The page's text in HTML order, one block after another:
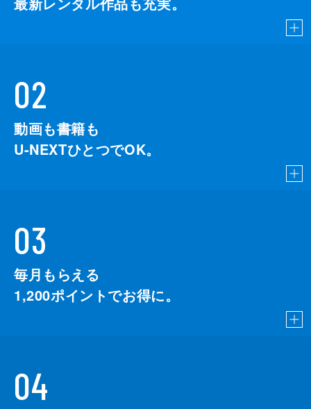
02
動画も書籍も
U-NEXTひとつでOK。
03
毎月もらえる
1,200ポイントでお得に。
04